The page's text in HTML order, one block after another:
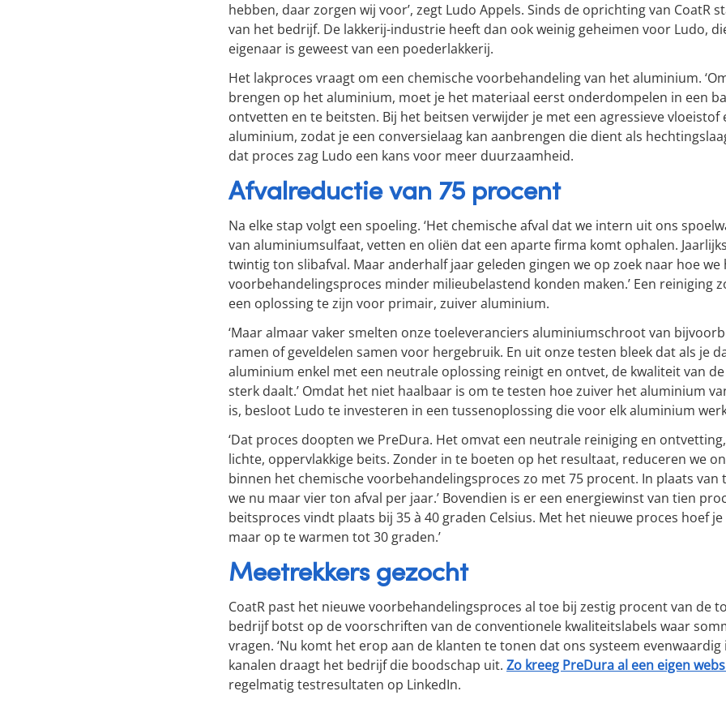
hebben, daar zorgen wij voor’, zegt Ludo Appels. Sinds de oprichting van CoatR
van het bedrijf. De lakkerij-industrie heeft dan ook weinig geheimen voor Ludo,
eigenaar is geweest van een poederlakkerij.
Het lakproces vraagt om een chemische voorbehandeling van het aluminium.
brengen op het aluminium, moet je het materiaal eerst onderdompelen in een
ontvetten en te beitsten. Bij het beitsen verwijder je met een agressieve vloeistof
aluminium, zodat je een conversielaag kan aanbrengen die dient als
dat proces zag Ludo een kans voor meer duurzaamheid.
Afvalreductie van 75 procent
Na elke stap volgt een spoeling. ‘Het chemische afval dat we intern uit ons
van aluminiumsulfaat, vetten en oliën dat een aparte firma komt ophalen.
twintig ton slibafval. Maar anderhalf jaar geleden gingen we op zoek naar hoe we
voorbehandelingsproces minder milieubelastend konden maken.’ Een reiniging
een oplossing te zijn voor primair, zuiver aluminium.
‘Maar almaar vaker smelten onze toeleveranciers aluminiumschroot van
ramen of geveldelen samen voor hergebruik. En uit onze testen bleek dat als je
aluminium enkel met een neutrale oplossing reinigt en ontvet, de kwaliteit van
sterk daalt.’ Omdat het niet haalbaar is om te testen hoe zuiver het aluminium
is, besloot Ludo te investeren in een tussenoplossing die voor elk aluminium
‘Dat proces doopten we PreDura. Het omvat een neutrale reiniging en
lichte, oppervlakkige beits. Zonder in te boeten op het resultaat, reduceren we
binnen het chemische voorbehandelingsproces zo met 75 procent. In plaats
we nu maar vier ton afval per jaar.’ Bovendien is er een energiewinst van tien
beitsproces vindt plaats bij 35 à 40 graden Celsius. Met het nieuwe proces hoef
maar op te warmen tot 30 graden.’
Meetrekkers gezocht
CoatR past het nieuwe voorbehandelingsproces al toe bij zestig procent van de
bedrijf botst op de voorschriften van de conventionele kwaliteitslabels waar
vragen. ‘Nu komt het erop aan de klanten te tonen dat ons systeem evenwaardig
kanalen draagt het bedrijf die boodschap uit. Zo kreeg PreDura al een eigen
regelmatig testresultaten op LinkedIn.